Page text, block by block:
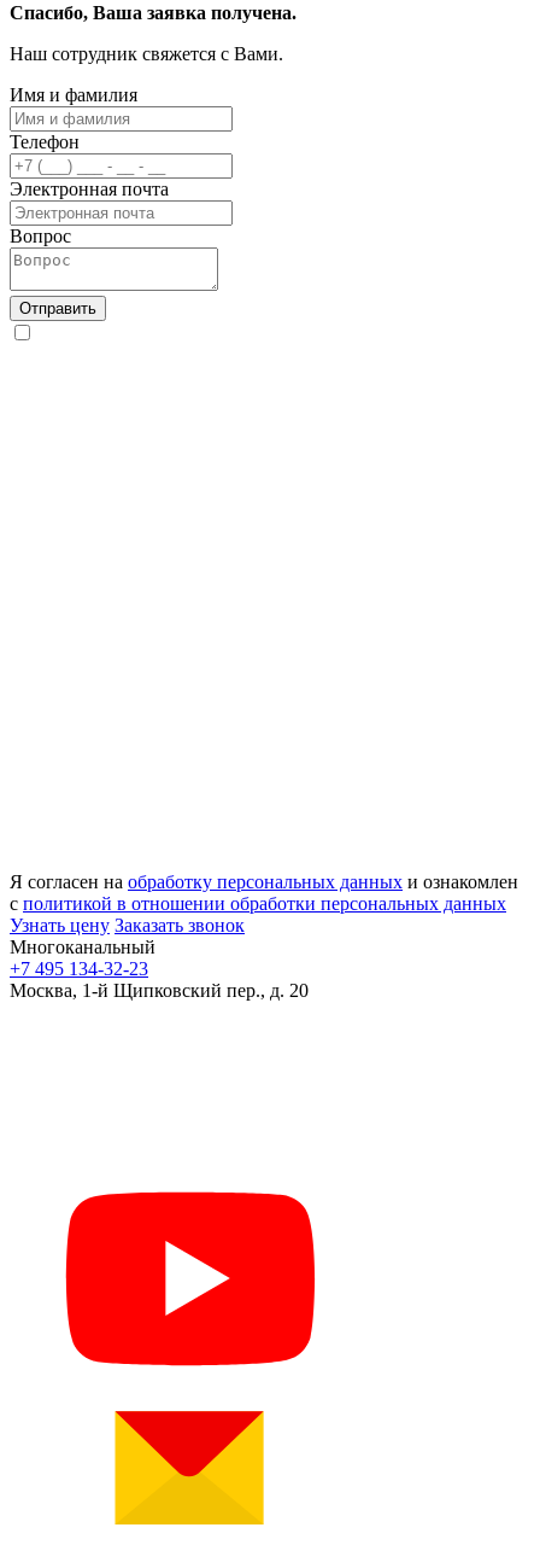
Спасибо, Ваша заявка получена.
Наш сотрудник свяжется с Вами.
Имя и фамилия
Телефон
Электронная почта
Вопрос
Отправить
Я согласен на обработку персональных данных и ознакомлен
с политикой в отношении обработки персональных данных
Узнать цену Заказать звонок
Многоканальный
+7 495 134-32-23
Москва, 1-й Щипковский пер., д. 20